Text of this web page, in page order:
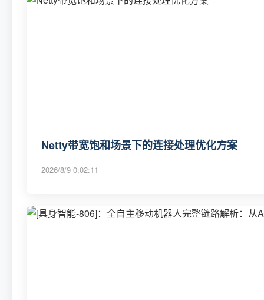
Netty带宽饱和场景下的连接处理优化方案
2026/8/9 0:02:11